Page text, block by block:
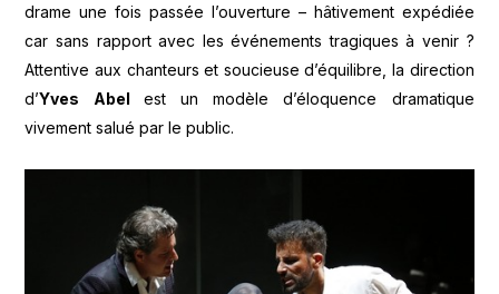
drame une fois passée l’ouverture – hâtivement expédiée
car sans rapport avec les événements tragiques à venir ?
Attentive aux chanteurs et soucieuse d’équilibre, la direction
d’Yves Abel est un modèle d’éloquence dramatique
vivement salué par le public.